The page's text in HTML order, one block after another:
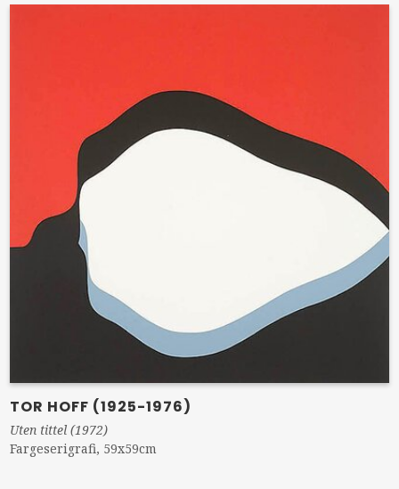
TOR HOFF (1925-1976)
Uten tittel (1972)
Fargeserigrafi, 59x59cm